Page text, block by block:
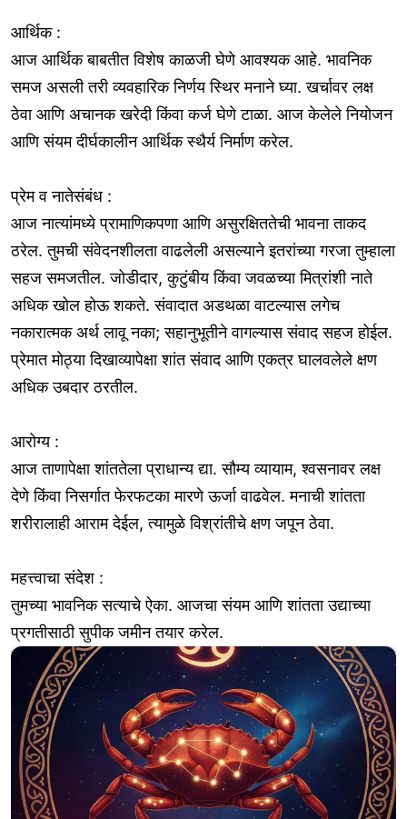
आर्थिक :
आज आर्थिक बाबतीत विशेष काळजी घेणे आवश्यक आहे. भावनिक
समज असली तरी व्यवहारिक निर्णय स्थिर मनाने घ्या. खर्चावर लक्ष
ठेवा आणि अचानक खरेदी किंवा कर्ज घेणे टाळा. आज केलेले नियोजन
आणि संयम दीर्घकालीन आर्थिक स्थैर्य निर्माण करेल.
प्रेम व नातेसंबंध :
आज नात्यांमध्ये प्रामाणिकपणा आणि असुरक्षिततेची भावना ताकद
ठरेल. तुमची संवेदनशीलता वाढलेली असल्याने इतरांच्या गरजा तुम्हाला
सहज समजतील. जोडीदार, कुटुंबीय किंवा जवळच्या मित्रांशी नाते
अधिक खोल होऊ शकते. संवादात अडथळा वाटल्यास लगेच
नकारात्मक अर्थ लावू नका; सहानुभूतीने वागल्यास संवाद सहज होईल.
प्रेमात मोठ्या दिखाव्यापेक्षा शांत संवाद आणि एकत्र घालवलेले क्षण
अधिक उबदार ठरतील.
आरोग्य :
आज ताणापेक्षा शांततेला प्राधान्य द्या. सौम्य व्यायाम, श्वसनावर लक्ष
देणे किंवा निसर्गात फेरफटका मारणे ऊर्जा वाढवेल. मनाची शांतता
शरीरालाही आराम देईल, त्यामुळे विश्रांतीचे क्षण जपून ठेवा.
महत्त्वाचा संदेश :
तुमच्या भावनिक सत्याचे ऐका. आजचा संयम आणि शांतता उद्याच्या
प्रगतीसाठी सुपीक जमीन तयार करेल.